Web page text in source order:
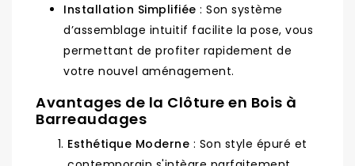
Installation Simplifiée : Son système
d’assemblage intuitif facilite la pose, vous
permettant de profiter rapidement de
votre nouvel aménagement.
Avantages de la Clôture en Bois à
Barreaudages
Esthétique Moderne : Son style épuré et